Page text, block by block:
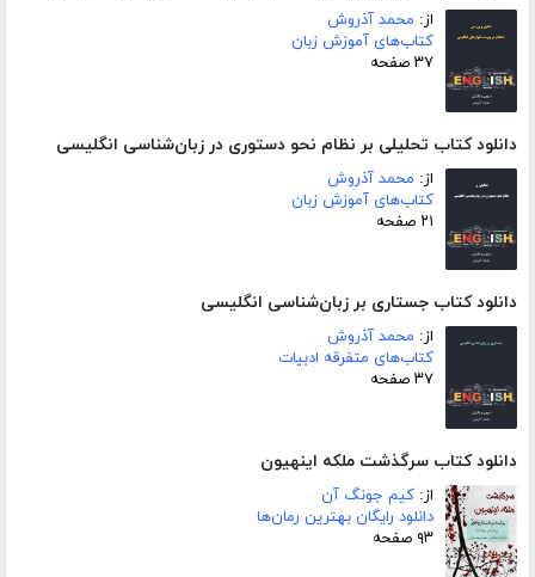
از: محمد آذروش
کتاب‌های آموزش زبان
۳۷ صفحه
دانلود کتاب تحلیلی بر نظام نحو دستوری در زبان‌شناسی انگلیسی
از: محمد آذروش
کتاب‌های آموزش زبان
۲۱ صفحه
دانلود کتاب جستاری بر زبان‌شناسی انگلیسی
از: محمد آذروش
کتاب‌های متفرقه ادبیات
۳۷ صفحه
دانلود کتاب سرگذشت ملکه اینهیون
از: کیم جونگ آن
دانلود رایگان بهترین رمان‌ها
۹۳ صفحه